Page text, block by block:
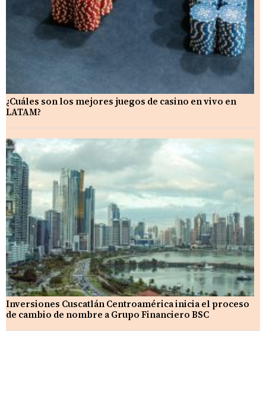
¿Cuáles son los mejores juegos de casino en vivo en
LATAM?
Inversiones Cuscatlán Centroamérica inicia el proceso
de cambio de nombre a Grupo Financiero BSC